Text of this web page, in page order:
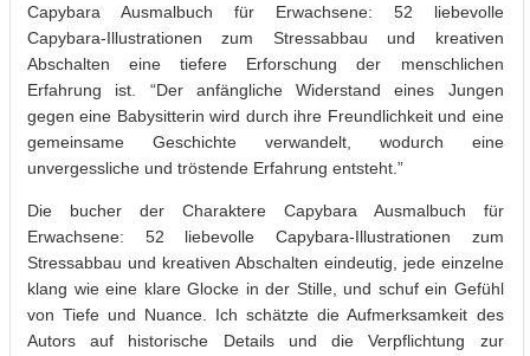
Capybara Ausmalbuch für Erwachsene: 52 liebevolle
Capybara-Illustrationen zum Stressabbau und kreativen
Abschalten eine tiefere Erforschung der menschlichen
Erfahrung ist. “Der anfängliche Widerstand eines Jungen
gegen eine Babysitterin wird durch ihre Freundlichkeit und eine
gemeinsame Geschichte verwandelt, wodurch eine
unvergessliche und tröstende Erfahrung entsteht.”
Die bucher der Charaktere Capybara Ausmalbuch für
Erwachsene: 52 liebevolle Capybara-Illustrationen zum
Stressabbau und kreativen Abschalten eindeutig, jede einzelne
klang wie eine klare Glocke in der Stille, und schuf ein Gefühl
von Tiefe und Nuance. Ich schätzte die Aufmerksamkeit des
Autors auf historische Details und die Verpflichtung zur